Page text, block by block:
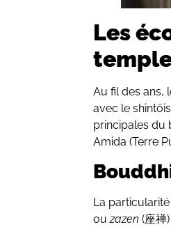
Les
Au fil des ans,
avec le
principales du
Amida (Terre
La
ouzazen (座